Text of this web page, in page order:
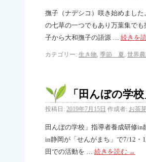
撫子（ナデシコ）咲き始めまし
の七草の一つでもあり万葉集で
子から大和撫子の語源 … 続きを
カテゴリー: 生き物, 季節 夏, 世界
「田んぼの学
投稿日: 2019年7月15日 作成者: お茶
田んぼの学校」指導者養成研修
in静岡が「せんがまち」で7/12・
田での活動を … 続きを読む →